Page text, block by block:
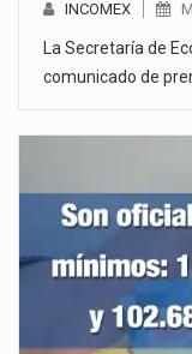
INCOMEX
La Secretaría de
comunicado de